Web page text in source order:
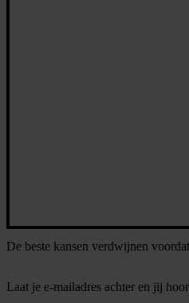
De beste kansen verdwijnen
Laat je e-mailadres achter en jij